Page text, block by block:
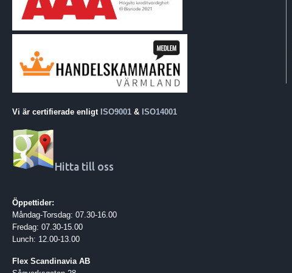
Vi är certifierade enligt ISO9001 & ISO14001
Hitta till oss
Öppettider:
Måndag-Torsdag: 07.30-16.00
Fredag: 07.30-15.00
Lunch: 12.00-13.00
Flex Scandinavia AB